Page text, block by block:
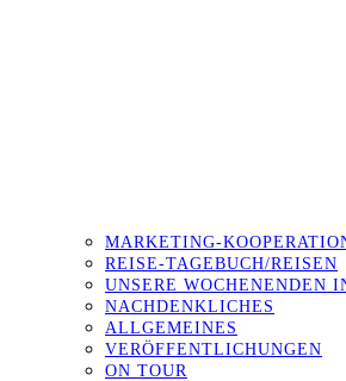
MARKETING-
REISE-TAGEBUCH/REISEN
UNSERE WOCHENENDEN
NACHDENKLICHES
ALLGEMEINES
VERÖFFENTLICHUNGEN
ON TOUR